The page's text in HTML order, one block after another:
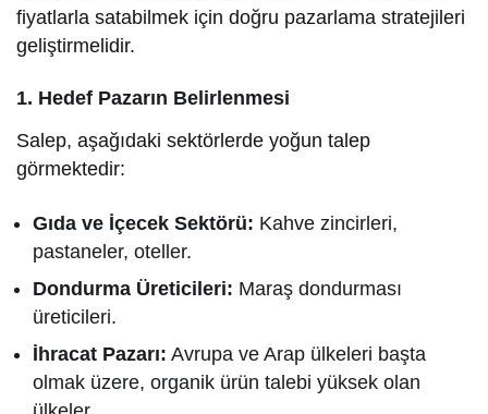
fiyatlarla satabilmek için doğru pazarlama stratejileri
geliştirmelidir.
1. Hedef Pazarın Belirlenmesi
Salep, aşağıdaki sektörlerde yoğun talep
görmektedir:
Gıda ve İçecek Sektörü: Kahve zincirleri,
pastaneler, oteller.
Dondurma Üreticileri: Maraş dondurması
üreticileri.
İhracat Pazarı: Avrupa ve Arap ülkeleri başta
olmak üzere, organik ürün talebi yüksek olan